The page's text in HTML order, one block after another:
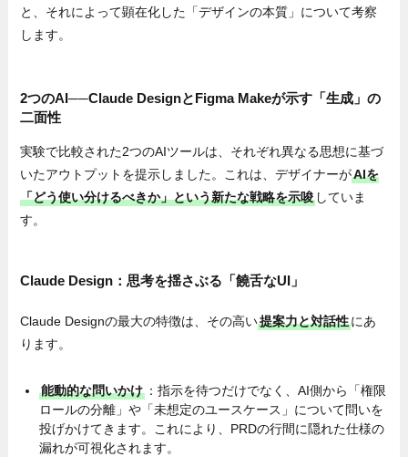
と、それによって顕在化した「デザインの本質」について考察
します。
2つのAI──Claude DesignとFigma Makeが示す「生成」の
二面性
実験で比較された2つのAIツールは、それぞれ異なる思想に基づ
いたアウトプットを提示しました。これは、デザイナーがAIを
「どう使い分けるべきか」という新たな戦略を示唆 していま
す。
Claude Design：思考を揺さぶる「饒舌なUI」
Claude Designの最大の特徴は、その高い提案力と対話性にあ
ります。
能動的な問いかけ ：指示を待つだけでなく、AI側から「権限
ロールの分離」や「未想定のユースケース」について問いを
投げかけてきます。これにより、PRDの行間に隠れた仕様の
漏れが可視化されます。